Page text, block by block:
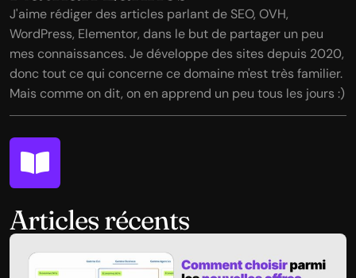
J'aime rédiger des articles parlant de SEO, OVH,
WordPress, Elementor, dans le but de partager un peu
mes connaissances. Je développe des sites depuis 2020,
donc tout ce qui concerne ce domaine m'est très familier.
Mais comme on dit, on en apprend un peu tous les jours :)
Articles récents